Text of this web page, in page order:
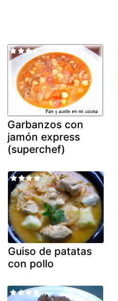
Garbanzos con
jamón express
(superchef)
Guiso de patatas
con pollo